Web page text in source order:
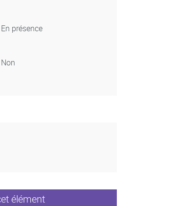
En présence
Non
élément